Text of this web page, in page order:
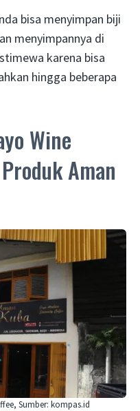
bisa menyimpan biji
menyimpannya di
karena bisa
hingga beberapa
Wine
Aman
Sumber: kompas.id